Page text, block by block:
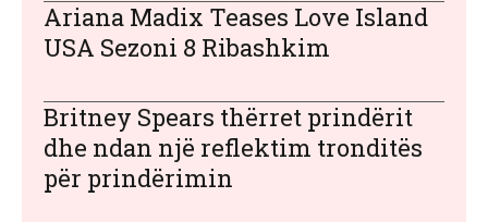
Ariana Madix Teases Love Island
USA Sezoni 8 Ribashkim
Britney Spears thërret prindërit
dhe ndan një reflektim tronditës
për prindërimin